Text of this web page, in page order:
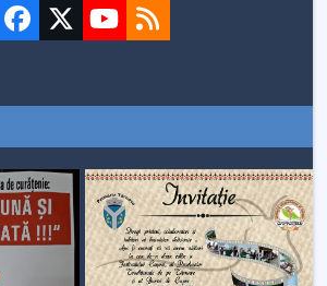
Facebook
TwitterYouTube
RSS